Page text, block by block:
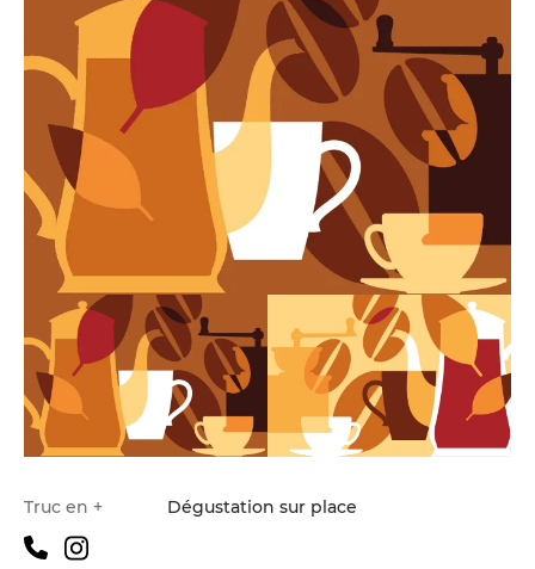
Truc en + Dégustation sur place